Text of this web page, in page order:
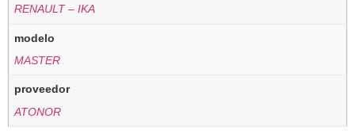
RENAULT – IKA
modelo
MASTER
proveedor
ATONOR